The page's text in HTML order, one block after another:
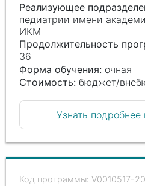
Реализующее
педиатрии имени
ИКМ
Продолжительность
36
Форма обучения: очная
Стоимость:бюджет/
Узнать подробнее
V0010517-